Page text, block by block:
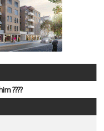
????